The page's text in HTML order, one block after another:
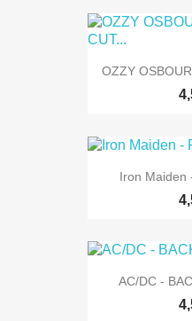
OZZY
Iron Maiden
AC/DC -